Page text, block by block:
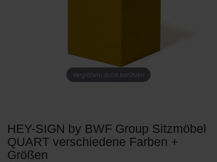
Vergrößern durch berühren
HEY-SIGN by BWF Group Sitzmöbel
QUART verschiedene Farben +
Größen